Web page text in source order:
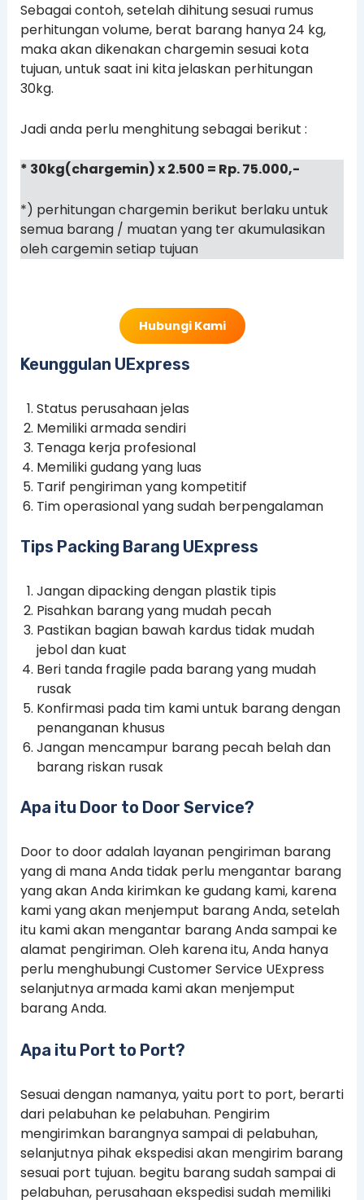
Sebagai contoh, setelah dihitung sesuai rumus
perhitungan volume, berat barang hanya 24 kg,
maka akan dikenakan chargemin sesuai kota
tujuan, untuk saat ini kita jelaskan perhitungan
30kg.
Jadi anda perlu menghitung sebagai berikut :
* 30kg(chargemin) x 2.500 = Rp. 75.000,-
*) perhitungan chargemin berikut berlaku untuk
semua barang / muatan yang ter akumulasikan
oleh cargemin setiap tujuan
Hubungi Kami
Keunggulan UExpress
Status perusahaan jelas
Memiliki armada sendiri
Tenaga kerja profesional
Memiliki gudang yang luas
Tarif pengiriman yang kompetitif
Tim operasional yang sudah berpengalaman
Tips Packing Barang UExpress
Jangan dipacking dengan plastik tipis
Pisahkan barang yang mudah pecah
Pastikan bagian bawah kardus tidak mudah
jebol dan kuat
Beri tanda fragile pada barang yang mudah
rusak
Konfirmasi pada tim kami untuk barang dengan
penanganan khusus
Jangan mencampur barang pecah belah dan
barang riskan rusak
Apa itu Door to Door Service?
Door to door adalah layanan pengiriman barang
yang di mana Anda tidak perlu mengantar barang
yang akan Anda kirimkan ke gudang kami, karena
kami yang akan menjemput barang Anda, setelah
itu kami akan mengantar barang Anda sampai ke
alamat pengiriman. Oleh karena itu, Anda hanya
perlu menghubungi Customer Service UExpress
selanjutnya armada kami akan menjemput
barang Anda.
Apa itu Port to Port?
Sesuai dengan namanya, yaitu port to port, berarti
dari pelabuhan ke pelabuhan. Pengirim
mengirimkan barangnya sampai di pelabuhan,
selanjutnya pihak ekspedisi akan mengirim barang
sesuai port tujuan. begitu barang sudah sampai di
pelabuhan, perusahaan ekspedisi sudah memiliki